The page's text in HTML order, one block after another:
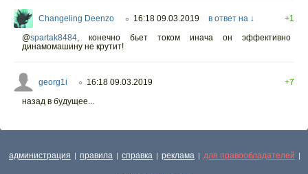
Changeling Deenzo ○ 16:18 09.03.2019 в ответ на ↓
+1
@spartak8484
конечно бьет током инача он эффективно
динамомашину не крутит!
georg1i ○ 16:18 09.03.2019
+7
назад в будущее...
администрация | правила | справка | реклама | для правообладателей |